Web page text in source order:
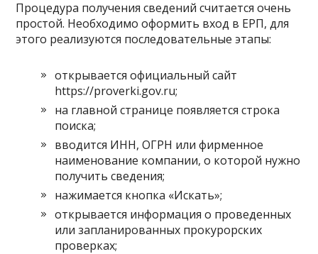
Процедура получения сведений считается очень
простой. Необходимо оформить вход в ЕРП, для
этого реализуются последовательные этапы:
открывается официальный сайт
https://proverki.gov.ru;
на главной странице появляется строка
поиска;
вводится ИНН, ОГРН или фирменное
наименование компании, о которой нужно
получить сведения;
нажимается кнопка «Искать»;
открывается информация о проведенных
или запланированных прокурорских
проверках;